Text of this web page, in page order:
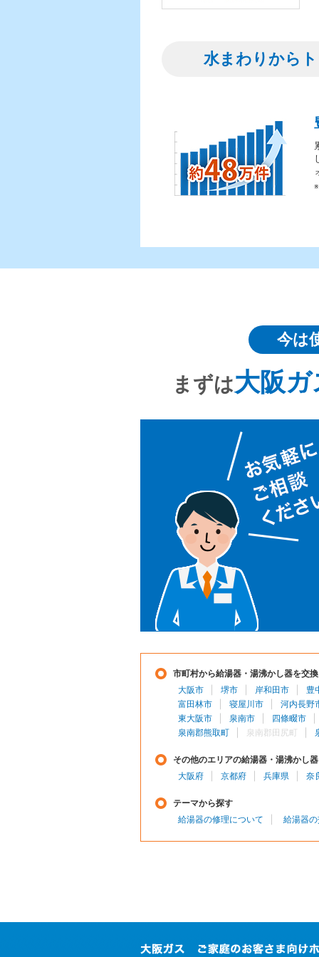
水まわりから
今は
まずは大阪
市町村から給湯器・湯沸かし器を交
大阪市
堺市 岸和田市
豊
富田林市
寝屋川市
河内長野
東大阪市
泉南市
四條畷市
泉南郡熊取町
泉南郡田尻町
その他のエリアの給湯器・湯沸かし
大阪府
京都府 兵庫県 奈
テーマから探す
給湯器の修理について
給湯器